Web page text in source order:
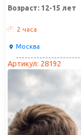
Возраст: 12-15 лет
2 часа
Москва
Артикул: 28192